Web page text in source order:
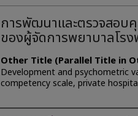
การพัฒนาและตรวจสอบ
ของผู้จัดการพยาบาลโร
Other Title (Parallel Title in
Development and psychometric
competency scale, private